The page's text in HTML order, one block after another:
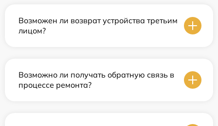
Возможен ли возврат устройства третьим
лицом?
Возможно ли получать обратную связь в
процессе ремонта?